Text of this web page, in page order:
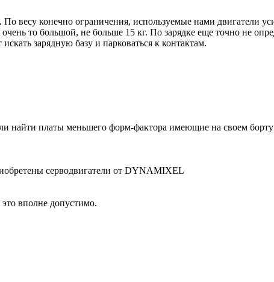
весу конечно ограничения, используемые нами двигатели
очень то большой, не больше 15 кг. По зарядке еще точно не
зарядную базу и парковаться к контактам.
найти платы меньшего форм-фактора имеющие на своем
серводвигатели от DYNAMIXEL
вполне допустимо.